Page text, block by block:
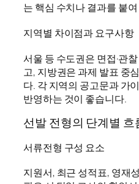
는 핵심 수치나 결과를 붙
지역별 차이점과 요구사항
서울 등 수도권은 면접·관
고, 지방권은 과제 발표 중
다. 각 지역의 공고문과 가
반영하는 것이 좋습니다.
선발 전형의 단계별 흐
서류전형 구성 요소
지원서, 최근 성적표, 영재